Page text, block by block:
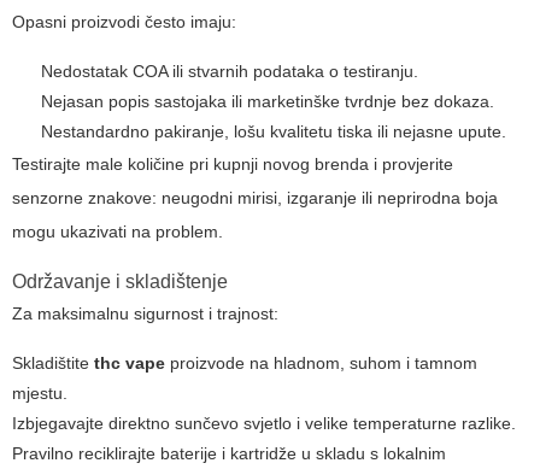
Opasni proizvodi često imaju:
Nedostatak COA ili stvarnih podataka o testiranju.
Nejasan popis sastojaka ili marketinške tvrdnje bez dokaza.
Nestandardno pakiranje, lošu kvalitetu tiska ili nejasne upute.
Testirajte male količine pri kupnji novog brenda i provjerite
senzorne znakove: neugodni mirisi, izgaranje ili neprirodna boja
mogu ukazivati na problem.
Održavanje i skladištenje
Za maksimalnu sigurnost i trajnost:
Skladištite thc vape proizvode na hladnom, suhom i tamnom
mjestu.
Izbjegavajte direktno sunčevo svjetlo i velike temperaturne razlike.
Pravilno reciklirajte baterije i kartridže u skladu s lokalnim